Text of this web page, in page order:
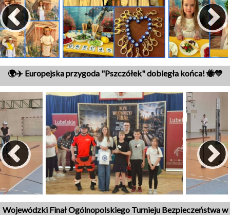
🌍✈️ Europejska przygoda "Pszczółek" dobiegła końca! 🐝💛
Wojewódzki Finał Ogólnopolskiego Turnieju Bezpieczeństwa w